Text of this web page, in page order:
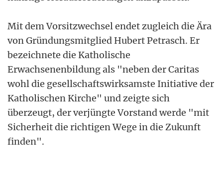
Mit dem Vorsitzwechsel endet zugleich die Ära
von Gründungsmitglied Hubert Petrasch. Er
bezeichnete die Katholische
Erwachsenenbildung als "neben der Caritas
wohl die gesellschaftswirksamste Initiative der
Katholischen Kirche" und zeigte sich
überzeugt, der verjüngte Vorstand werde "mit
Sicherheit die richtigen Wege in die Zukunft
finden".